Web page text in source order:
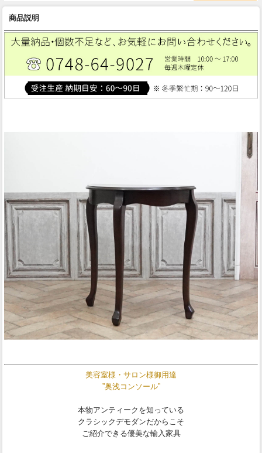
商品説明
美容室様・サロン様御用達
”奥浅コンソール”
本物アンティークを知っている
クラシックデモダンだからこそ
ご紹介できる優美な輸入家具